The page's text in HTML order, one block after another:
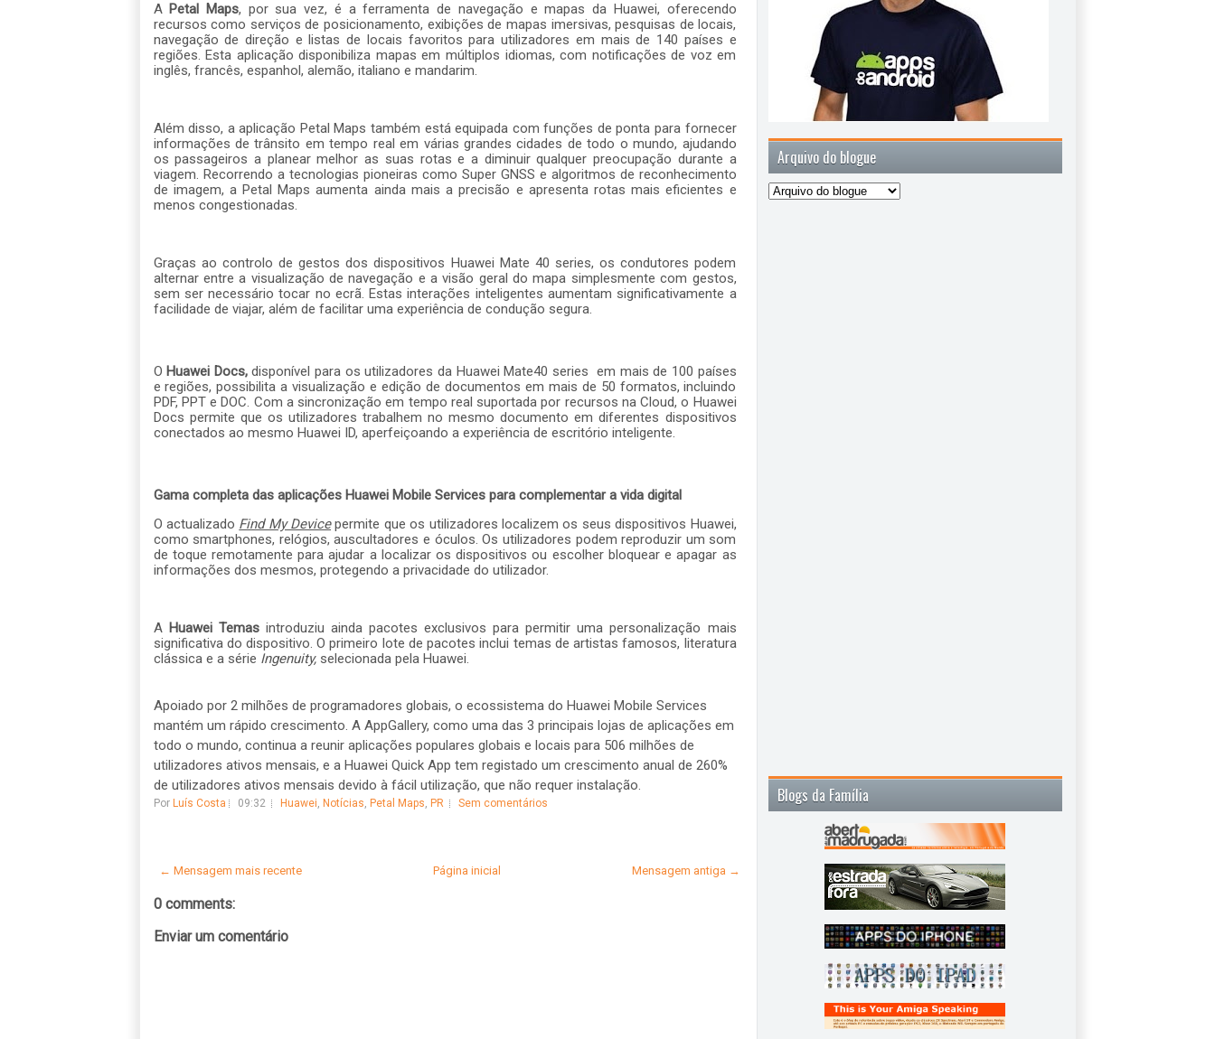
A Petal Maps, por sua vez, é a ferramenta de navegação e mapas da Huawei, oferecendo
recursos como serviços de posicionamento, exibições de mapas imersivas, pesquisas de locais,
navegação de direção e listas de locais favoritos para utilizadores em mais de 140 países e
regiões. Esta aplicação disponibiliza mapas em múltiplos idiomas, com notificações de voz em
inglês, francês, espanhol, alemão, italiano e mandarim.
Além disso, a aplicação Petal Maps também está equipada com funções de ponta para fornecer
informações de trânsito em tempo real em várias grandes cidades de todo o mundo, ajudando
os passageiros a planear melhor as suas rotas e a diminuir qualquer preocupação durante a
viagem. Recorrendo a tecnologias pioneiras como Super GNSS e algoritmos de reconhecimento
de imagem, a Petal Maps aumenta ainda mais a precisão e apresenta rotas mais eficientes e
menos congestionadas.
Graças ao controlo de gestos dos dispositivos Huawei Mate 40 series, os condutores podem
alternar entre a visualização de navegação e a visão geral do mapa simplesmente com gestos,
sem ser necessário tocar no ecrã. Estas interações inteligentes aumentam significativamente a
facilidade de viajar, além de facilitar uma experiência de condução segura.
O Huawei Docs,disponível para os utilizadores da Huawei Mate40 series em mais de 100 países
e regiões, possibilita a visualização e edição de documentos em mais de 50 formatos, incluindo
PDF, PPT e DOC. Com a sincronização em tempo real suportada por recursos na Cloud, o Huawei
Docs permite que os utilizadores trabalhem no mesmo documento em diferentes dispositivos
conectados ao mesmo Huawei ID, aperfeiçoando a experiência de escritório inteligente.
Gama completa das aplicações Huawei Mobile Services para complementar a vida digital
O actualizado Find My Devicepermite que os utilizadores localizem os seus dispositivos Huawei,
como smartphones, relógios, auscultadores e óculos. Os utilizadores podem reproduzir um som
de toque remotamente para ajudar a localizar os dispositivos ou escolher bloquear e apagar as
informações dos mesmos, protegendo a privacidade do utilizador.
A Huawei Temasintroduziu ainda pacotes exclusivos para permitir uma personalização mais
significativa do dispositivo. O primeiro lote de pacotes inclui temas de artistas famosos, literatura
clássica e a série Ingenuity,selecionada pela Huawei.
Apoiado por 2 milhões de programadores globais, o ecossistema do Huawei Mobile Services
mantém um rápido crescimento. A AppGallery, como uma das 3 principais lojas de aplicações em
todo o mundo, continua a reunir aplicações populares globais e locais para 506 milhões de
utilizadores ativos mensais, e a Huawei Quick App tem registado um crescimento anual de 260%
de utilizadores ativos mensais devido à fácil utilização, que não requer instalação.
Por Luís Costa 09:32 Huawei, Notícias, Petal Maps, PR Sem comentários
← Mensagem mais recente Mensagem antiga →
Página inicial
0 comments:
Enviar um comentário
Arquivo do blogue
Blogs da Família